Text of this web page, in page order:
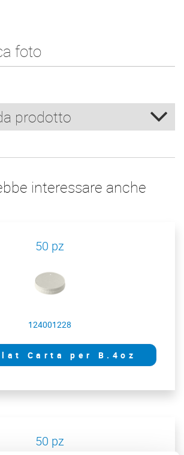
foto
prodotto
interessare anche
50 pz
124001228
Carta per B.4oz
50 pz